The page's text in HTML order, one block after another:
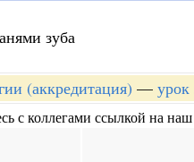
зуба
(аккредитация) —
с коллегами ссылкой на наш